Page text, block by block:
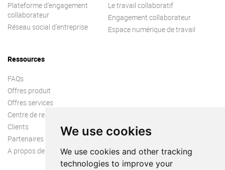
We use cookies
We use cookies and other tracking
technologies to improve your
Plateforme d’engagement
collaborateur
Réseau social d’entreprise
Le travail collaboratif
Engagement collaborateur
Espace numérique de travail
Ressources
FAQs
Offres produit
Offres services
Centre de ressources
Clients
Partenaires
A propos de nous